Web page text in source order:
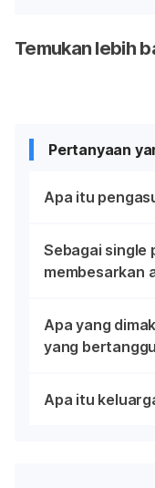
Temukan lebih
Pertanyaan
Apa itu
Sebagai single
membesarkan
Apa yang
yang
Apa itu